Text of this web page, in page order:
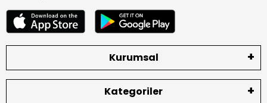
Kurumsal
Kategoriler